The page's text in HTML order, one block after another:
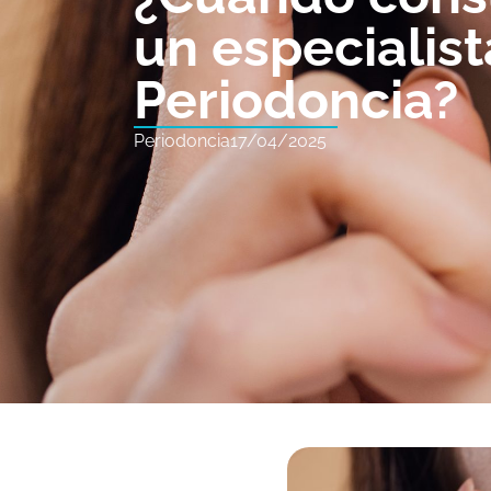
un
Periodoncia?
Periodoncia17/04/2025